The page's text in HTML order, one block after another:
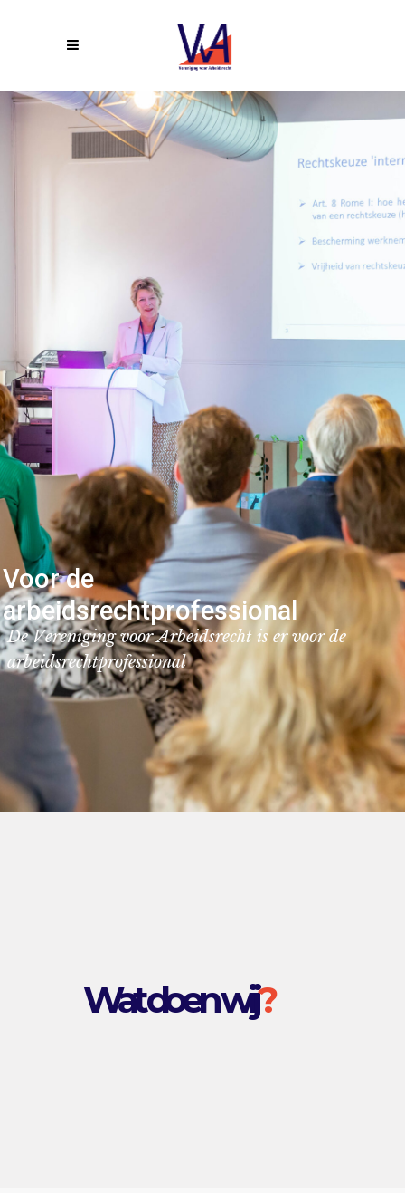
Voor de
arbeidsrechtprofessional
De Vereniging voor Arbeidsrecht is er voor de
arbeidsrechtprofessional
Wat doen wij?